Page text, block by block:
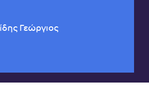
Γεώργιος